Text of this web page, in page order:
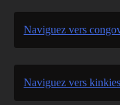
Naviguez vers
Naviguez vers